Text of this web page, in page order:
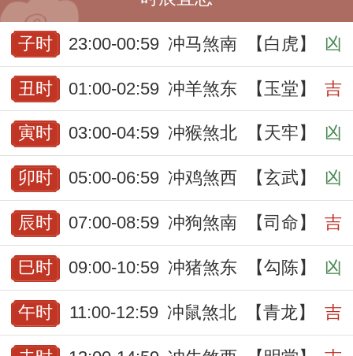
子时 23:00-00:59 冲马煞南 【白虎】 凶
丑时 01:00-02:59 冲羊煞东 【玉堂】 吉
寅时 03:00-04:59 冲猴煞北 【天牢】 凶
卯时 05:00-06:59 冲鸡煞西 【玄武】 凶
辰时 07:00-08:59 冲狗煞南 【司命】 吉
巳时 09:00-10:59 冲猪煞东 【勾陈】 凶
午时 11:00-12:59 冲鼠煞北 【青龙】 吉